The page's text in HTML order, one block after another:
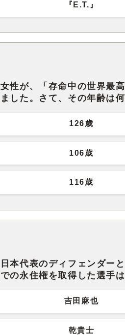
『E.T.』
性が、「存命中の世界最
した。さて、その年齢は何
126歳
106歳
116歳
本代表のディフェンダー
の永住権を取得した選手は
吉田麻也
乾貴士